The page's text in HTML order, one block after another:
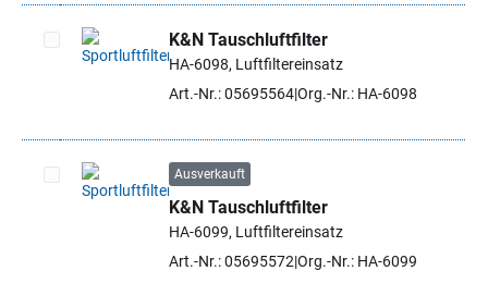
Artikel auswählen
K&N Tauschluftfilter
HA-6098, Luftfiltereinsatz
Art.-Nr.: 05695564Org.-Nr.: HA-6098
Artikel auswählen
Ausverkauft
K&N Tauschluftfilter
HA-6099, Luftfiltereinsatz
Art.-Nr.: 05695572 Org.-Nr.: HA-6099